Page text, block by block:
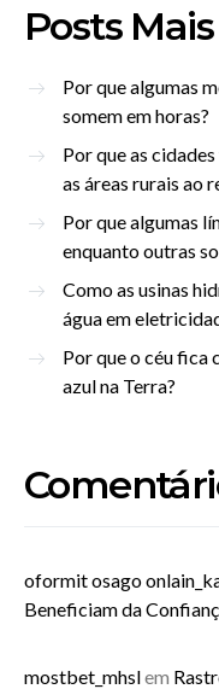
Posts
Por que algumas
somem em horas?
Por que as
as áreas rurais ao
Por que algumas
enquanto outras
Como as usinas
água em
Por que o céu fica
azul na Terra?
oformit osago
Beneficiam da
mostbet_mhslem